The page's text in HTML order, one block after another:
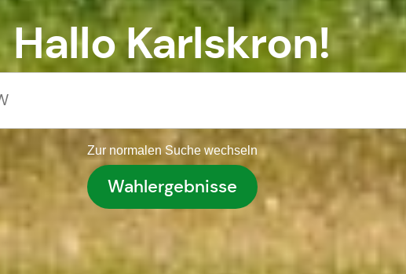
Hallo Karlskron!
Zur normalen Suche wechseln
Wahlergebnisse